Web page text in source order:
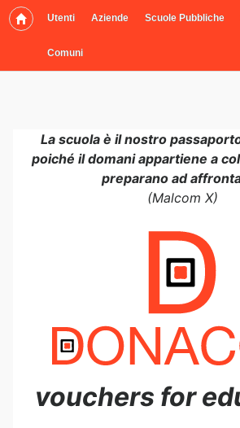
Utenti Aziende Scuole Pubbliche
Comuni
La scuola è il nostro
poiché il domani appartiene a
preparano ad
(Malcom X)
vouchers for